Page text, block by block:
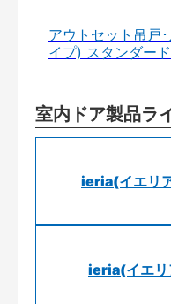
アウトセット吊戸
イプ) スタンダード
室内ドア製品ラ
ieria(イエリ
ieria(イエリ